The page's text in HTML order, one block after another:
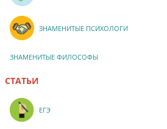
ЗНАМЕНИТЫЕ ПСИХОЛОГИ
ЗНАМЕНИТЫЕ ФИЛОСОФЫ
СТАТЬИ
ЕГЭ